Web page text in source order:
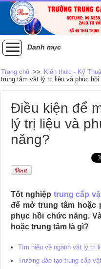
Danh mục
Trang chủ >> Kiến thức - Kỹ
trung tâm vật lý trị liệu và phục
Điều kiện để
lý trị liệu và
năng?
Tốt nghiệp trung cấp
để mở trung tâm hoặc
phục hồi chức năng.
hoặc trung tâm là gì?
Tìm hiểu về ngành vật lý trị
Trường đào tạo trung cấp